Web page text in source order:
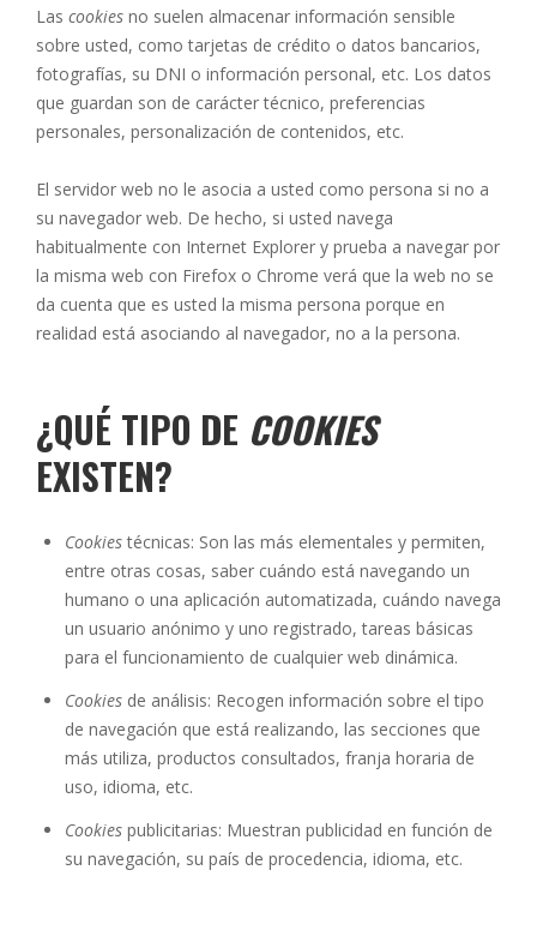
Las cookies no suelen almacenar información sensible
sobre usted, como tarjetas de crédito o datos bancarios,
fotografías, su DNI o información personal, etc. Los datos
que guardan son de carácter técnico, preferencias
personales, personalización de contenidos, etc.
El servidor web no le asocia a usted como persona si no a
su navegador web. De hecho, si usted navega
habitualmente con Internet Explorer y prueba a navegar por
la misma web con Firefox o Chrome verá que la web no se
da cuenta que es usted la misma persona porque en
realidad está asociando al navegador, no a la persona.
¿QUÉ TIPO DE COOKIES
EXISTEN?
Cookiestécnicas: Son las más elementales y permiten,
entre otras cosas, saber cuándo está navegando un
humano o una aplicación automatizada, cuándo navega
un usuario anónimo y uno registrado, tareas básicas
para el funcionamiento de cualquier web dinámica.
Cookies de análisis: Recogen información sobre el tipo
de navegación que está realizando, las secciones que
más utiliza, productos consultados, franja horaria de
uso, idioma, etc.
Cookies publicitarias: Muestran publicidad en función de
su navegación, su país de procedencia, idioma, etc.